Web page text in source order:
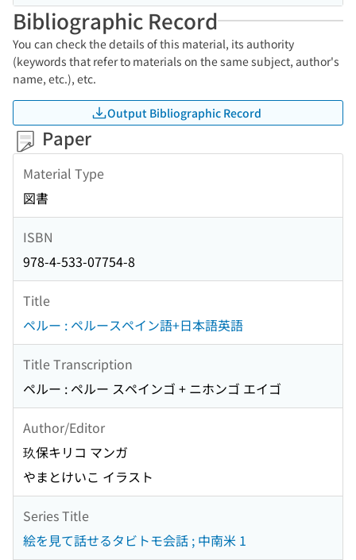
Bibliographic Record
You can check the details of this material, its authority
(keywords that refer to materials on the same subject, author's
name, etc.), etc.
Output Bibliographic Record
Paper
Material Type
図書
ISBN
978-4-533-07754-8
Title
ペルー : ペルースペイン語+日本語英語
Title Transcription
ペルー : ペルー スペインゴ + ニホンゴ エイゴ
Author/Editor
玖保キリコ マンガ
やまとけいこ イラスト
Series Title
絵を見て話せるタビトモ会話 ; 中南米 1